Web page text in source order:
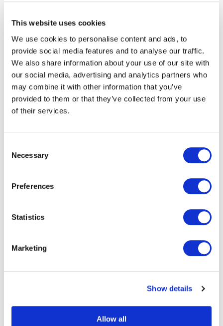
This website uses cookies
We use cookies to personalise content and ads, to
provide social media features and to analyse our traffic.
We also share information about your use of our site with
our social media, advertising and analytics partners who
may combine it with other information that you’ve
provided to them or that they’ve collected from your use
of their services.
Selection
Necessary
Preferences
Statistics
Marketing
Show details
Allow all
et de distribution des automates du marché
demande des différentes autorités organisatrice
de transport : Papier, plastique recyclé
Poursuivre ses processus opérationnels
d’impression pour renforcer l'impact visuel
Déjà adoptées en Ile-de-
France
Suite à sa volonté d’arrêter l’utilisation des tickets
PVC pour une solution plus durable et plus écologique,
Ile-de-France Mobilités a choisi Paragon ID comme l’un
rechargeables qui seront bientôt disponibles dans toute
En savoir plus sur Calypso
Pour en savoir plus, sur les cartes papier Calypso Light